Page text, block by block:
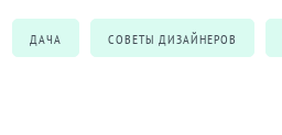
ДАЧА СОВЕТЫ ДИЗАЙНЕРОВ